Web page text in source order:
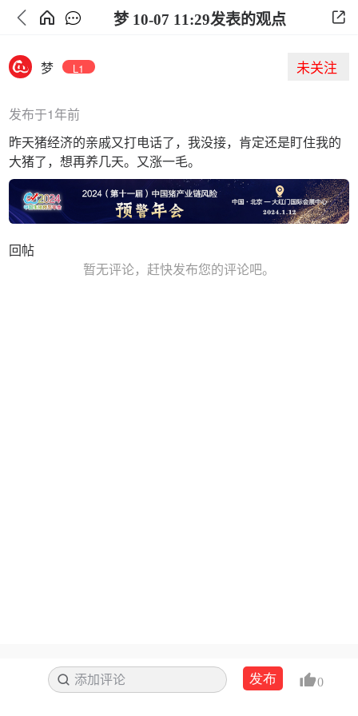
梦 10-07 11:29发表的观点
梦 L1 未关注
发布于1年前
昨天猪经济的亲戚又打电话了，我没接，肯定还是盯住我的
大猪了，想再养几天。又涨一毛。
回帖
暂无评论，赶快发布您的评论吧。
添加评论 搜索发布 0